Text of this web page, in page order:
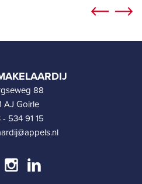
88
AJ Goirle
- 534 91 15